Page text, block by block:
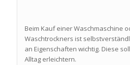
Beim Kauf einer Waschmaschine
Waschtrockners ist
an Eigenschaften wichtig. Diese
Alltag erleichtern.